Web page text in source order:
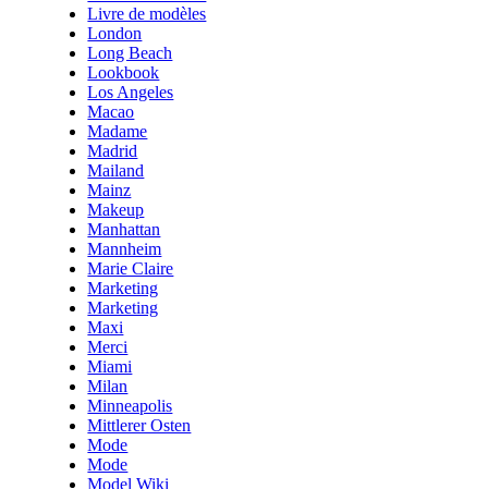
Livre de modèles
London
Long Beach
Lookbook
Los Angeles
Macao
Madame
Madrid
Mailand
Mainz
Makeup
Manhattan
Mannheim
Marie Claire
Marketing
Marketing
Maxi
Merci
Miami
Milan
Minneapolis
Mittlerer Osten
Mode
Mode
Model Wiki